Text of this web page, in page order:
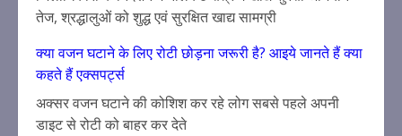
तेज, श्रद्धालुओं को शुद्ध एवं सुरक्षित खाद्य सामग्री
क्या वजन घटाने के लिए रोटी छोड़ना जरूरी है? आइये जानते हैं क्या
कहते हैं एक्सपर्ट्स
अक्सर वजन घटाने की कोशिश कर रहे लोग सबसे पहले अपनी
डाइट से रोटी को बाहर कर देते